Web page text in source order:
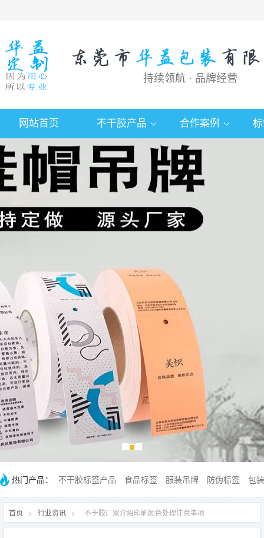
持续领航 · 品牌经营
网站首页 不干胶产品 合作案例
热门产品： 不干胶标签产品 食品标签 服装吊牌 防伪标签 包
首页 > 行业资讯 > 不干胶厂家介绍印刷颜色处理注意事项